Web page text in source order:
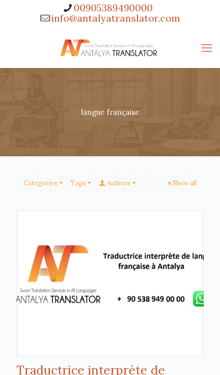
00905389490000
info@antalyatranslator.com
langue française
Categories Tags Authors Show all
Traductrice interprète de